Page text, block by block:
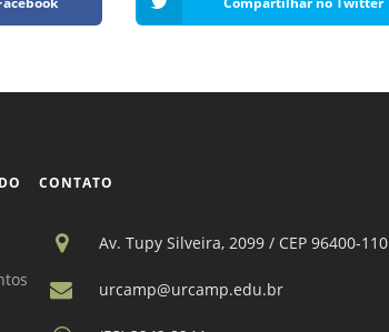
CONTATO
Av. Tupy Silveira, 2099 / CEP 96400-110
urcamp@urcamp.edu.br